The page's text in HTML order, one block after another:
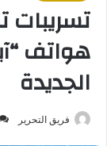
الجديدة
فريق التحرير